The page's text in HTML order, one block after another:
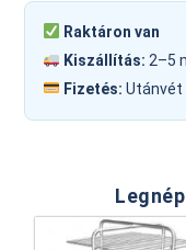
Raktáron van
Kiszállítás: 2–5
Fizetés: Utánvét